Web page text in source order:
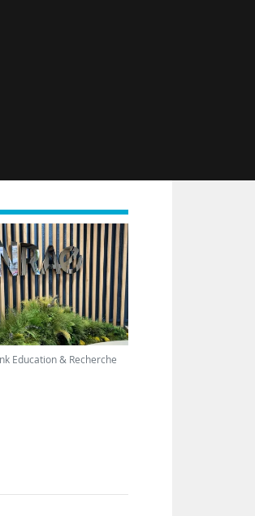
Education & Recherche